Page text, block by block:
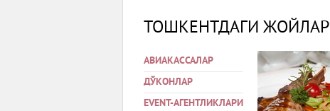
ТОШКЕНТДАГИ ЖОЙЛАР
АВИАКАССАЛАР
ДЎКОНЛАР
EVENT-АГЕНТЛИКЛАРИ